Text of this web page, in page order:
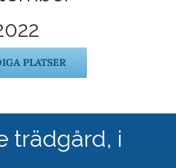
PLATSER
trädgård, i